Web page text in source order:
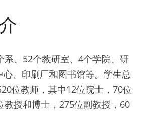
系、52个教研室、4个学院、研
心、印刷厂和图书馆等。学生总
位教师，其中12位院士，70位
教授和博士，275位副教授，60